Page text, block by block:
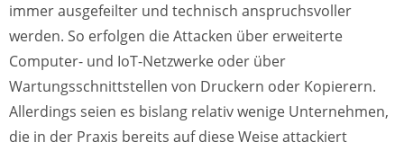
immer ausgefeilter und technisch anspruchsvoller
werden. So erfolgen die Attacken über erweiterte
Computer- und IoT-Netzwerke oder über
Wartungsschnittstellen von Druckern oder Kopierern.
Allerdings seien es bislang relativ wenige Unternehmen,
die in der Praxis bereits auf diese Weise attackiert